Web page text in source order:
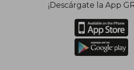
¡Descárgate la App